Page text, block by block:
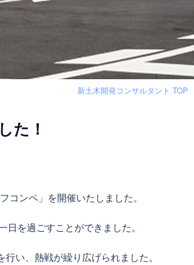
新土木開発コンサルタント TOP
た！
ンペ」を開催いたしました。
を過ごすことができました。
い、熱戦が繰り広げられました。